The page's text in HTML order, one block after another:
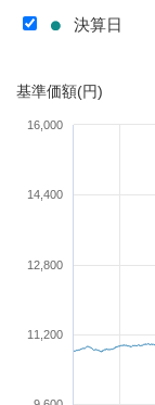
決算日
基準価額(円)
11,200
12,800
14,400
16,000